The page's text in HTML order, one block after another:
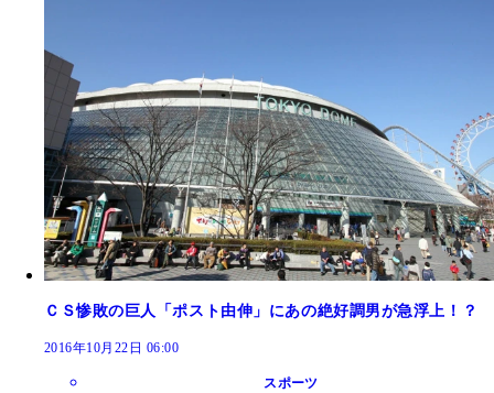
ＣＳ惨敗の巨人「ポスト由伸」にあの絶好調男が急浮上！？
2016年10月22日 06:00
スポーツ